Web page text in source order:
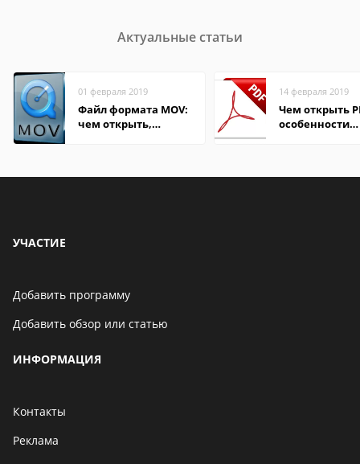
Актуальные статьи
01 февраля 2019
Файл формата MOV:
чем открыть,
14 февраля 2019
Чем открыть
особенности
УЧАСТИЕ
Добавить программу
Добавить обзор или статью
ИНФОРМАЦИЯ
Контакты
Реклама